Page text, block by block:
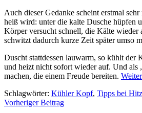
Auch dieser Gedanke scheint erstmal
heiß wird: unter die kalte Dusche hüpfen
Körper versucht schnell, die Kälte wieder
schwitzt dadurch kurze Zeit später umso
Duscht stattdessen lauwarm, so kühlt der
und heizt nicht sofort wieder auf. Und als
machen, die einem Freude bereiten.
Schlagwörter: Kühler Kopf, Tipps bei
Beitragsnavigation
Vorheriger Beitrag